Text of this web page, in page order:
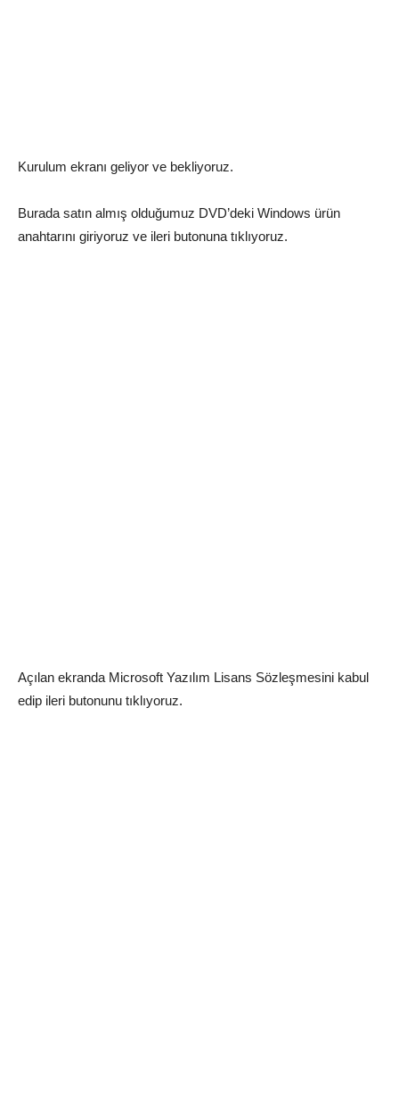
Kurulum ekranı geliyor ve bekliyoruz.
Burada satın almış olduğumuz DVD’deki Windows ürün
anahtarını giriyoruz ve ileri butonuna tıklıyoruz.
Açılan ekranda Microsoft Yazılım Lisans Sözleşmesini kabul
edip ileri butonunu tıklıyoruz.